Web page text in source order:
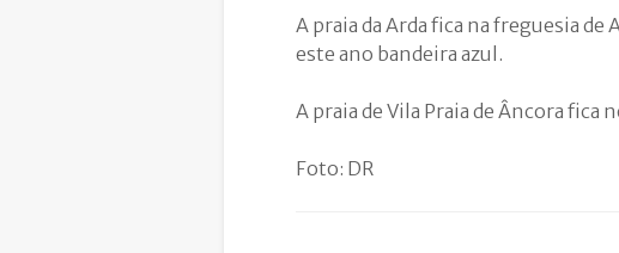
A praia da Arda fica na freguesia
este ano bandeira azul.
A praia de Vila Praia de Âncora fica
Foto: DR